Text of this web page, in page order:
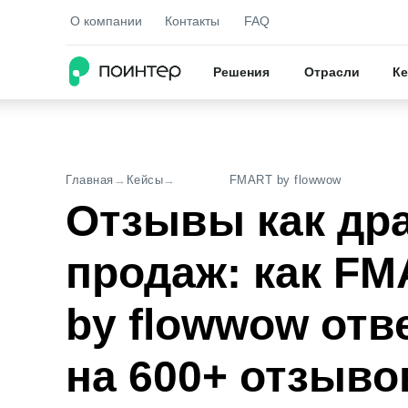
О компании FAQ
Контакты
Отрасли
Решения
в отрасли
Кейсы
Практические
и решений
в отрасли
Кейсы
Практические
и решений
Отзывы как
продаж: как
by flowwow
на 600+
Главная → Кейсы→ FMART by flowwow